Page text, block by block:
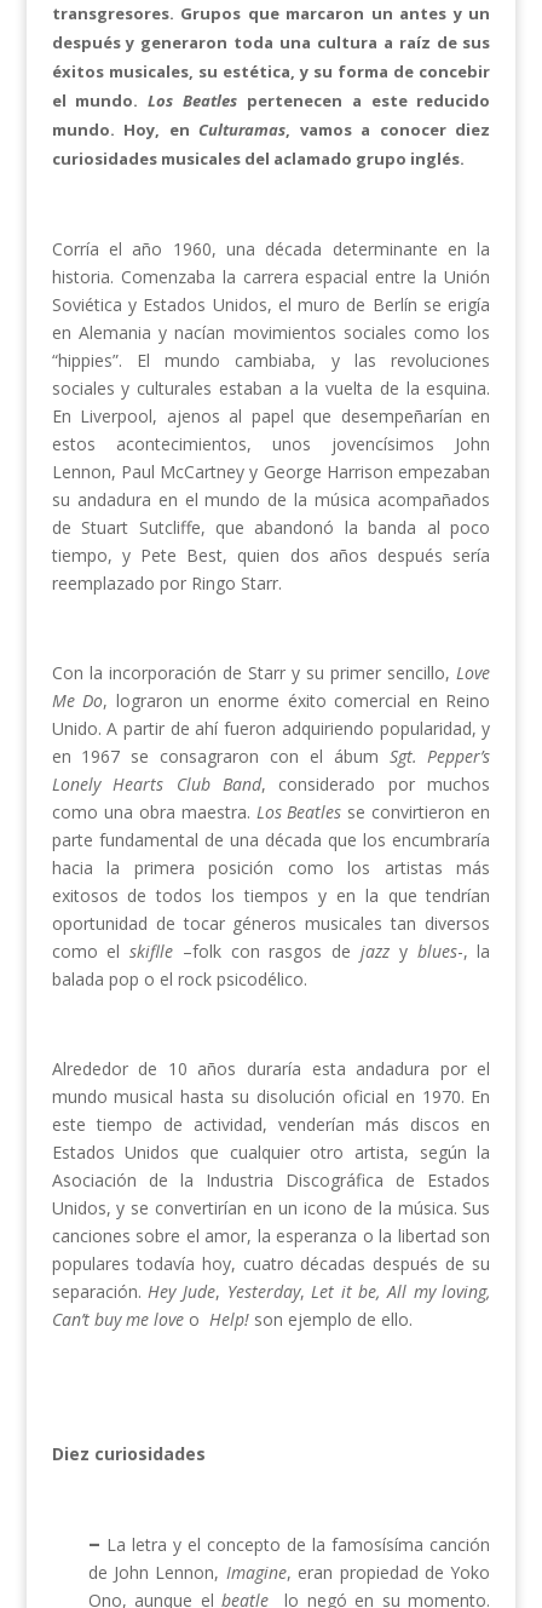
transgresores. Grupos que marcaron un antes y un
después y generaron toda una cultura a raíz de sus
éxitos musicales, su estética, y su forma de concebir
el mundo.Los Beatles pertenecen a este reducido
mundo. Hoy, enCulturamas, vamos a conocer diez
curiosidades musicales del aclamado grupo inglés.
Corría el año 1960, una década determinante en la
historia. Comenzaba la carrera espacial entre la Unión
Soviética y Estados Unidos, el muro de Berlín se erigía
en Alemania y nacían movimientos sociales como los
“hippies”. El mundo cambiaba, y las revoluciones
sociales y culturales estaban a la vuelta de la esquina.
En Liverpool, ajenos al papel que desempeñarían en
estos acontecimientos, unos jovencísimos John
Lennon, Paul McCartney y George Harrison empezaban
su andadura en el mundo de la música acompañados
de Stuart Sutcliffe, que abandonó la banda al poco
tiempo, y Pete Best, quien dos años después sería
reemplazado por Ringo Starr.
Con la incorporación de Starr y su primer sencillo,Love
Me Do, lograron un enorme éxito comercial en Reino
Unido. A partir de ahí fueron adquiriendo popularidad, y
en 1967 se consagraron con el ábum Sgt. Pepper’s
Lonely Hearts Club Band, considerado por muchos
como una obra maestra. Los Beatles se convirtieron en
parte fundamental de una década que los encumbraría
hacia la primera posición como los artistas más
exitosos de todos los tiempos y en la que tendrían
oportunidad de tocar géneros musicales tan diversos
como elskiflle –folk con rasgos dejazz y blues-, la
balada pop o el rock psicodélico.
Alrededor de 10 años duraría esta andadura por el
mundo musical hasta su disolución oficial en 1970. En
este tiempo de actividad, venderían más discos en
Estados Unidos que cualquier otro artista, según la
Asociación de la Industria Discográfica de Estados
Unidos, y se convertirían en un icono de la música. Sus
canciones sobre el amor, la esperanza o la libertad son
populares todavía hoy, cuatro décadas después de su
separación.Hey Jude, Yesterday,Let it be, All my loving,
Can’t buy me love o Help! son ejemplo de ello.
Diez curiosidades
– La letra y el concepto de la famosísíma canción
de John Lennon, Imagine, eran propiedad de Yoko
Ono, aunque elbeatle lo negó en su momento.